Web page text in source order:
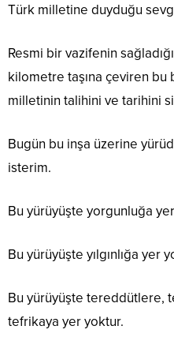
Türk milletine duyduğu
Resmi bir vazifenin
kilometre taşına çeviren bu
milletinin talihini ve tarihini
Bugün bu inşa üzerine
isterim.
Bu yürüyüşte yorgunluğa
Bu yürüyüşte yılgınlığa yer
Bu yürüyüşte tereddütlere,
tefrikaya yer yoktur.